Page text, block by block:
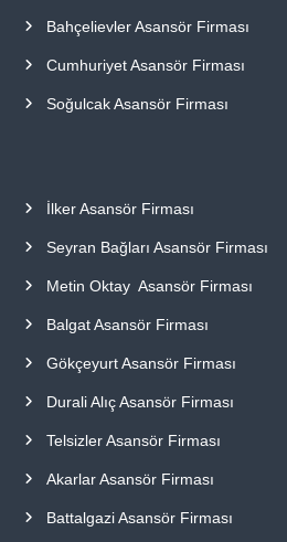
Bahçelievler Asansör Firması
Cumhuriyet Asansör Firması
Soğulcak Asansör Firması
İlker Asansör Firması
Seyran Bağları Asansör Firması
Metin Oktay Asansör Firması
Balgat Asansör Firması
Gökçeyurt Asansör Firması
Durali Alıç Asansör Firması
Telsizler Asansör Firması
Akarlar Asansör Firması
Battalgazi Asansör Firması